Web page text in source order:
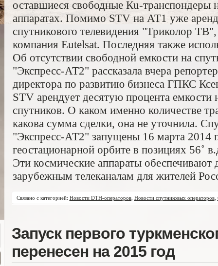
оставшиеся свободные Кu-транспондеры
аппаратах. Помимо STV на АТ1 уже
спутникового телевидения "Триколор
компания Eutelsat. Последняя также
Об отсутствии свободной емкости на
"Экспресс-АТ2" рассказала вчера
директора по развитию бизнеса ГПКС
STV арендует десятую процента емкости
спутников. О каком именно количестве
какова сумма сделки, она не уточнила.
"Экспресс-АТ2" запущены 16 марта 2014
геостационарной орбите в позициях 56˚
Эти космические аппараты обеспечивают
зарубежным телеканалам для жителей
Связано с категорией: Новости DTH-операторов, Новости спутниковых операторов,
Запуск первого
перенесен на 2015 год